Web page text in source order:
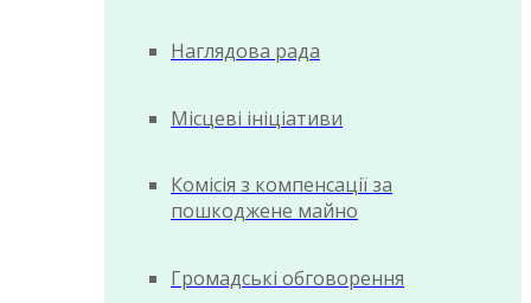
Наглядова рада
Місцеві ініціативи
Комісія з компенсації за
пошкоджене майно
Громадські обговорення